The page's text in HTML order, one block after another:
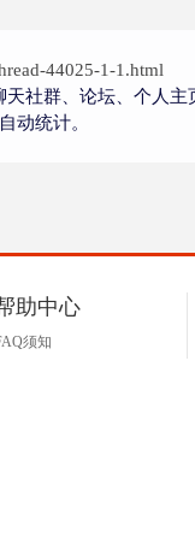
44025-1-1.html
社群、论坛、个人
动统计。
助中心
须知